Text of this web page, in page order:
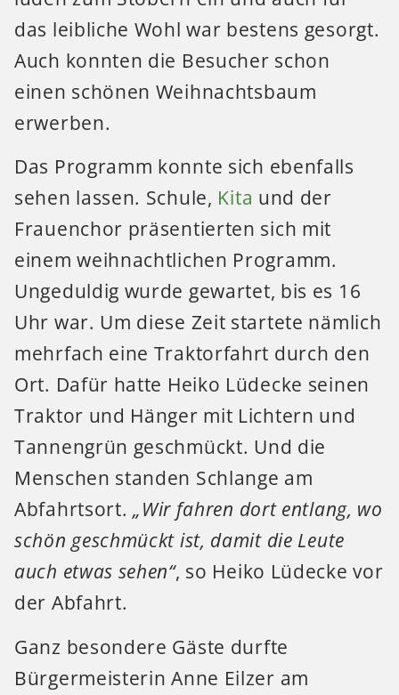
das leibliche Wohl war bestens gesorgt.
Auch konnten die Besucher schon
einen schönen Weihnachtsbaum
erwerben.
Das Programm konnte sich ebenfalls
sehen lassen. Schule, Kita und der
Frauenchor präsentierten sich mit
einem weihnachtlichen Programm.
Ungeduldig wurde gewartet, bis es 16
Uhr war. Um diese Zeit startete nämlich
mehrfach eine Traktorfahrt durch den
Ort. Dafür hatte Heiko Lüdecke seinen
Traktor und Hänger mit Lichtern und
Tannengrün geschmückt. Und die
Menschen standen Schlange am
Abfahrtsort.„Wir fahren dort entlang, wo
schön geschmückt ist, damit die Leute
auch etwas sehen“, so Heiko Lüdecke vor
der Abfahrt.
Ganz besondere Gäste durfte
Bürgermeisterin Anne Eilzer am